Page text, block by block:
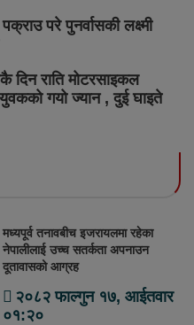
परे पुनर्वासकी लक्ष्मी
दिन राति मोटरसाइकल
गयो ज्यान , दुई घाइते
मध्यपूर्व तनावबीच इजरायलमा रहेका
नेपालीलाई उच्च सतर्कता अपनाउन
दूतावासको आग्रह
२०८२ फाल्गुन १७, आईतवार
०१:२०